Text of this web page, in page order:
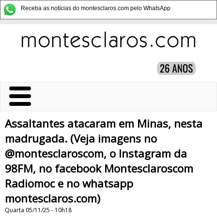
Receba as notícias do montesclaros.com pelo WhatsApp
Assaltantes atacaram em Minas, nesta
madrugada. (Veja imagens no
@montesclaroscom, o Instagram da
98FM, no facebook Montesclaroscom
Radiomoc e no whatsapp
montesclaros.com)
Quarta 05/11/25 - 10h18